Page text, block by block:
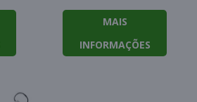
MAIS
INFORMAÇÕES